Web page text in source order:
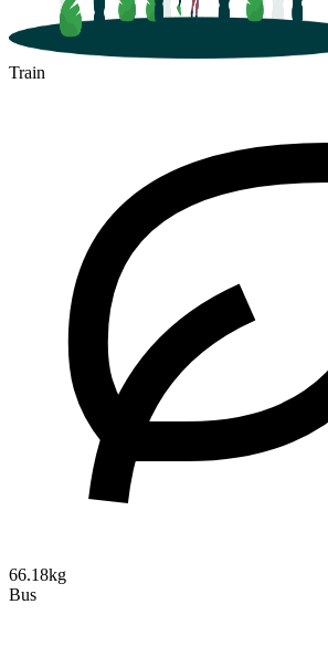
Train
66.18kg
Bus